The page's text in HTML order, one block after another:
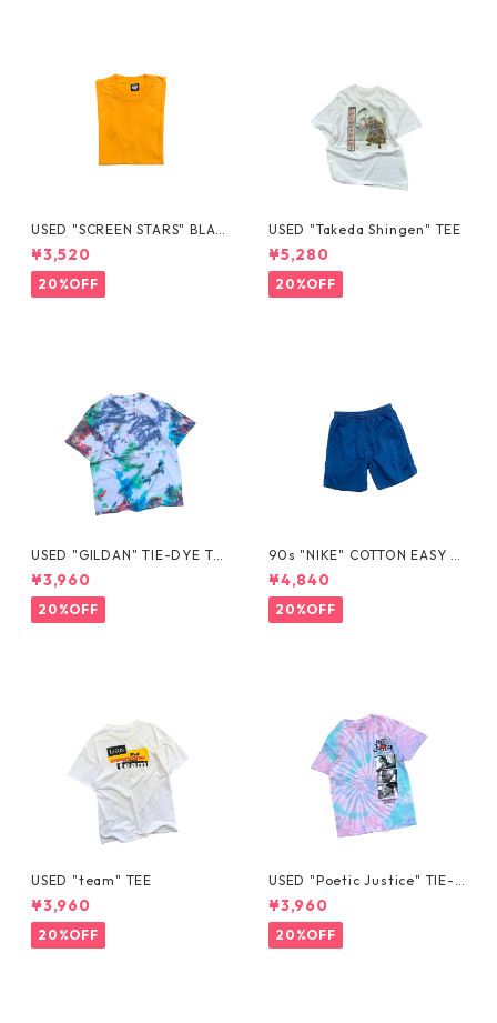
USED "SCREEN STARS" BLAN
K TEE
¥3,520
20%OFF
USED "Takeda Shingen" TEE
¥5,280
20%OFF
USED "GILDAN" TIE-DYE TE
E
¥3,960
20%OFF
90s "NIKE" COTTON EASY S
HORTS
¥4,840
20%OFF
USED "team" TEE
¥3,960
20%OFF
USED "Poetic Justice" TIE-D
YE TEE
¥3,960
20%OFF